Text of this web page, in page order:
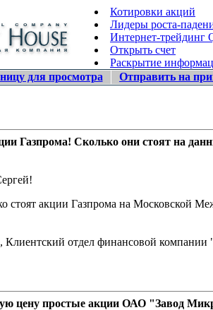
Котировки акций
Лидеры роста-
Интернет-трейдинг
Открыть счет
Раскрытие
для просмотра Отправить на
Газпрома! Сколько они стоят на
стоят акции Газпрома на
Клиентский отдел финансовой
цену простые акции ОАО "Завод